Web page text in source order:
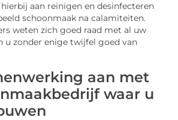
aan reinigen en desinfecteren
schoonmaak na calamiteiten.
weten zich goed raad met al uw
u zonder enige twijfel goed van
aan met
waar u